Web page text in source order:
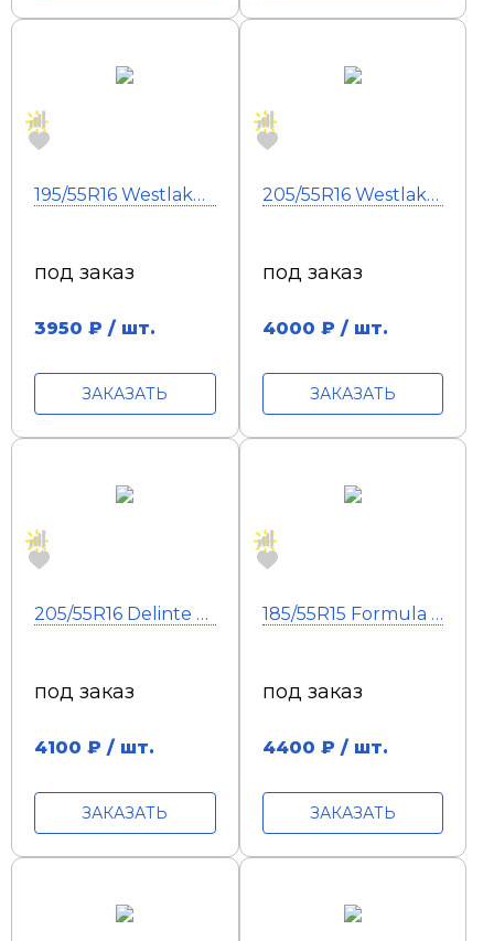
195/55R16 Westlake Zuper Eco Z-108 87V
под заказ
3950 ₽ / шт.
ЗАКАЗАТЬ
205/55R16 Westlake Zuper Eco Z-108 XL 94W
под заказ
4000 ₽ / шт.
ЗАКАЗАТЬ
205/55R16 Delinte DS2 XL 94W
под заказ
4100 ₽ / шт.
ЗАКАЗАТЬ
185/55R15 Formula Energy 82V
под заказ
4400 ₽ / шт.
ЗАКАЗАТЬ